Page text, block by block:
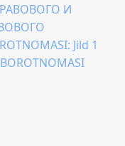
И
Jild 1